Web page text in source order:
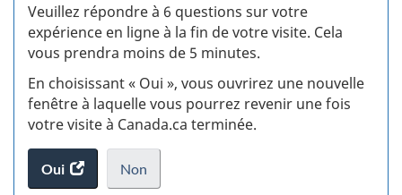
Veuillez répondre à 6 questions sur votre
expérience en ligne à la fin de votre visite. Cela
vous prendra moins de 5 minutes.
En choisissant « Oui », vous ouvrirez une nouvelle
fenêtre à laquelle vous pourrez revenir une fois
votre visite à Canada.ca terminée.
Oui
accéder
au
Non
je
.